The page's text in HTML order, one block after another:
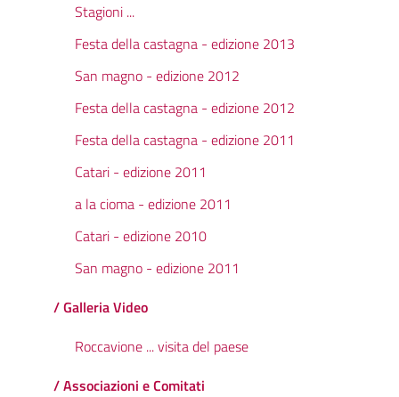
Stagioni ...
Festa della castagna - edizione 2013
San magno - edizione 2012
Festa della castagna - edizione 2012
Festa della castagna - edizione 2011
Catari - edizione 2011
a la cioma - edizione 2011
Catari - edizione 2010
San magno - edizione 2011
/ Galleria Video
Roccavione ... visita del paese
/ Associazioni e Comitati